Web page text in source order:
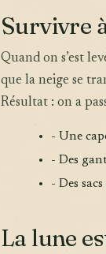
Survivre
Quand on s’est
que la neige se
Résultat : on a
- Une
- Des
- Des
La lune